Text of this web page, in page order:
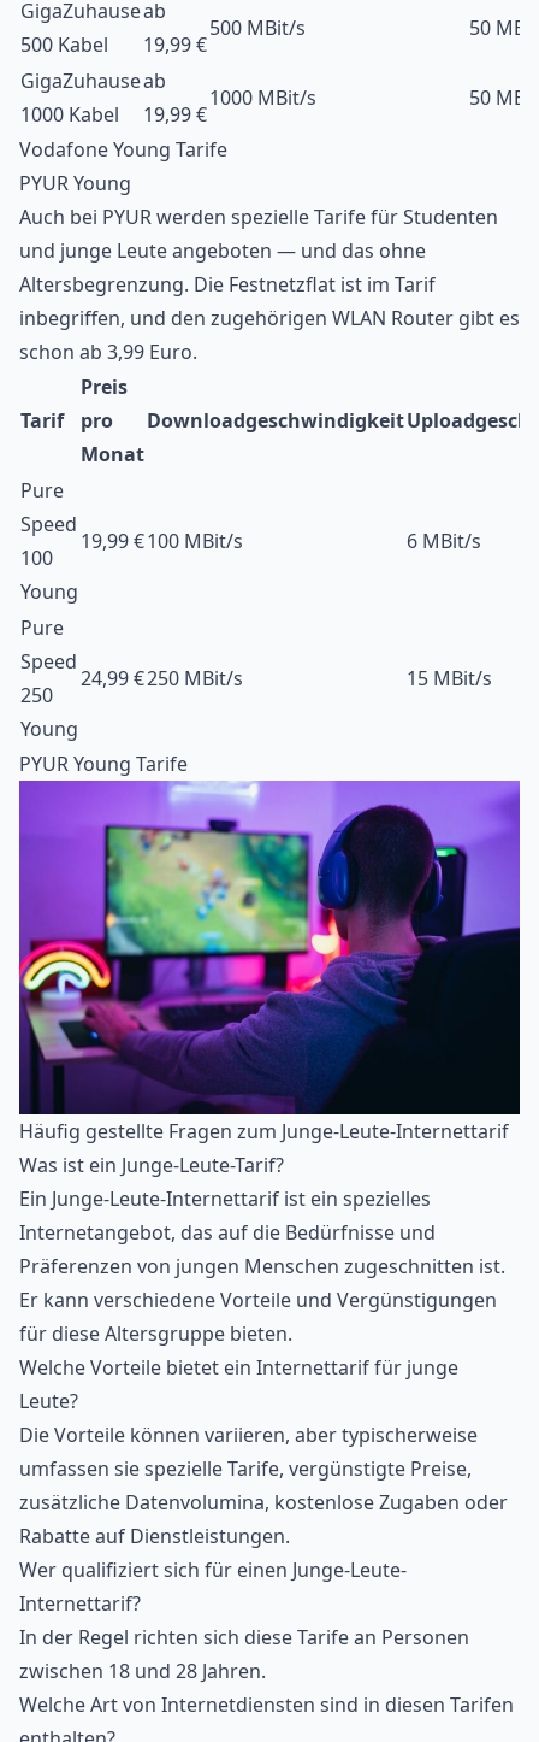
GigaZuhause
500 Kabel
ab
19,99 €
500 MBit/s
50
GigaZuhause
1000 Kabel
ab
19,99 €
1000 MBit/s
50
Vodafone Young Tarife
PYUR Young
Auch bei PYURwerden spezielle Tarife für Studenten
und junge Leute angeboten — und das ohne
Altersbegrenzung. Die Festnetzflat ist im Tarif
inbegriffen, und den zugehörigen WLAN Router gibt es
schon ab 3,99 Euro.
Tarif
Preis
pro
Monat
Downloadgeschwindigkeit
Pure
Speed
100
Young
19,99 €100 MBit/s 6 MBit/s
Pure
Speed
250
Young
24,99 €250 MBit/s 15 MBit/s
PYUR Young Tarife
Häufig gestellte Fragen zum Junge-Leute-Internettarif
Was ist ein Junge-Leute-Tarif?
Ein Junge-Leute-Internettarif ist ein spezielles
Internetangebot, das auf die Bedürfnisse und
Präferenzen von jungen Menschen zugeschnitten ist.
Er kann verschiedene Vorteile und Vergünstigungen
für diese Altersgruppe bieten.
Welche Vorteile bietet ein Internettarif für junge
Leute?
Die Vorteile können variieren, aber typischerweise
umfassen sie spezielle Tarife, vergünstigte Preise,
zusätzliche Datenvolumina, kostenlose Zugaben oder
Rabatte auf Dienstleistungen.
Wer qualifiziert sich für einen Junge-Leute-
Internettarif?
In der Regel richten sich diese Tarife an Personen
zwischen 18 und 28 Jahren.
Welche Art von Internetdiensten sind in diesen Tarifen